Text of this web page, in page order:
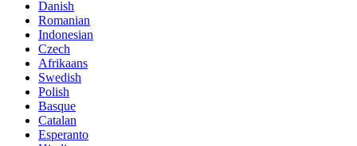
Danish
Romanian
Indonesian
Czech
Afrikaans
Swedish
Polish
Basque
Catalan
Esperanto